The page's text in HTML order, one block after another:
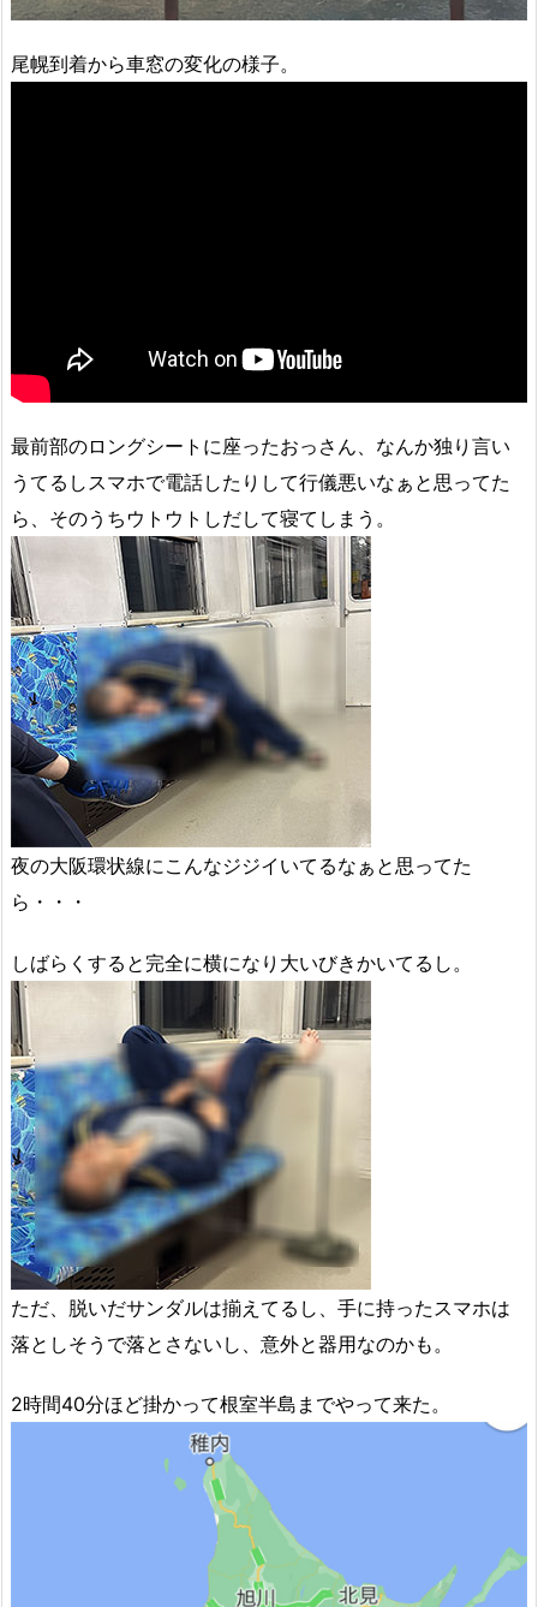
尾幌到着から車窓の変化の様子。
最前部のロングシートに座ったおっさん、なんか独り言い
うてるしスマホで電話したりして行儀悪いなぁと思ってた
ら、そのうちウトウトしだして寝てしまう。
夜の大阪環状線にこんなジジイいてるなぁと思ってた
ら・・・
しばらくすると完全に横になり大いびきかいてるし。
ただ、脱いだサンダルは揃えてるし、手に持ったスマホは
落としそうで落とさないし、意外と器用なのかも。
2時間40分ほど掛かって根室半島までやって来た。